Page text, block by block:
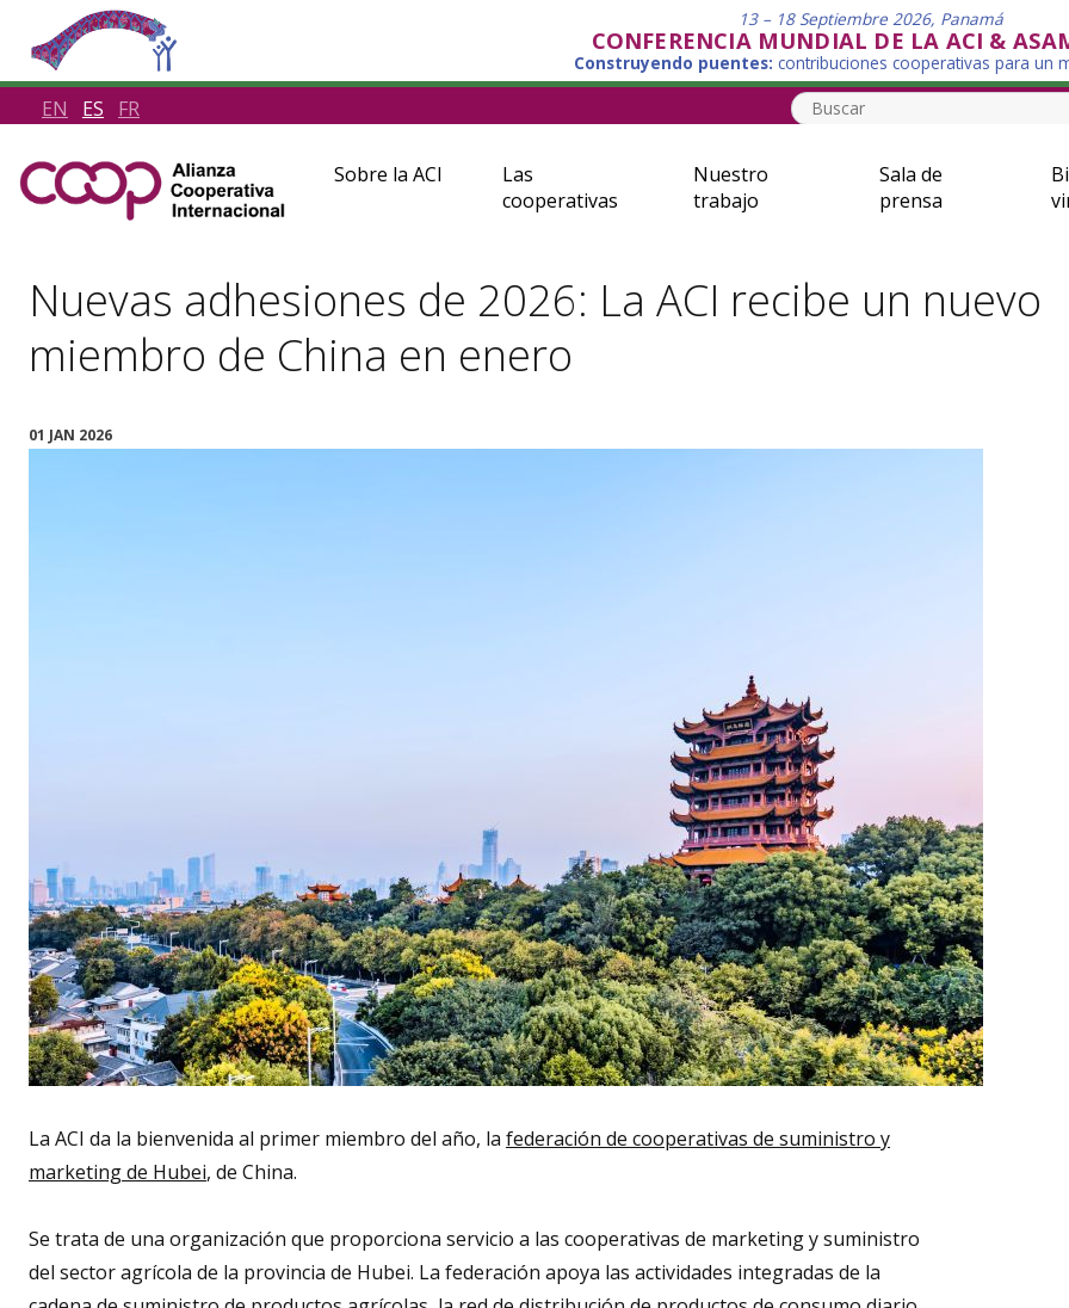
13 – 18 Septiembre 2026, Panamá
CONFERENCIA MUNDIAL DE LA ACI &
Construyendo puentes: contribuciones cooperativas para un
EN ES FR
Sobre la ACI
Las
cooperativas
Nuestro
trabajo
Sala de
prensa
Nuevas adhesiones de 2026: La ACI recibe un nuevo
miembro de China en enero
01 JAN 2026
La ACI da la bienvenida al primer miembro del año, la federación de cooperativas de suministro y
marketing de Hubei, de China.
Se trata de una organización que proporciona servicio a las cooperativas de marketing y suministro
del sector agrícola de la provincia de Hubei. La federación apoya las actividades integradas de la